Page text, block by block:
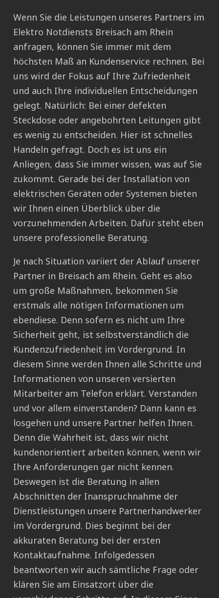
Wenn Sie die Leistungen unseres Partners im
Elektro Notdiensts Breisach am Rhein
anfragen, können Sie immer mit dem
höchsten Maß an Kundenservice rechnen. Bei
uns wird der Fokus auf Ihre Zufriedenheit
und auch Ihre individuellen Entscheidungen
gelegt. Natürlich: Bei einer defekten
Steckdose oder angebohrten Leitungen gibt
es wenig zu entscheiden. Hier ist schnelles
Handeln gefragt. Doch es ist uns ein
Anliegen, dass Sie immer wissen, was auf Sie
zukommt. Gerade bei der Installation von
elektrischen Geräten oder Systemen bieten
wir Ihnen einen Überblick über die
vorzunehmenden Arbeiten. Dafür steht eben
unsere professionelle Beratung.
Je nach Situation variiert der Ablauf unserer
Partner in Breisach am Rhein. Geht es also
um große Maßnahmen, bekommen Sie
erstmals alle nötigen Informationen um
ebendiese. Denn sofern es nicht um Ihre
Sicherheit geht, ist selbstverständlich die
Kundenzufriedenheit im Vordergrund. In
diesem Sinne werden Ihnen alle Schritte und
Informationen von unseren versierten
Mitarbeiter am Telefon erklärt. Verstanden
und vor allem einverstanden? Dann kann es
losgehen und unsere Partner helfen Ihnen.
Denn die Wahrheit ist, dass wir nicht
kundenorientiert arbeiten können, wenn wir
Ihre Anforderungen gar nicht kennen.
Deswegen ist die Beratung in allen
Abschnitten der Inanspruchnahme der
Dienstleistungen unsere Partnerhandwerker
im Vordergrund. Dies beginnt bei der
akkuraten Beratung bei der ersten
Kontaktaufnahme. Infolgedessen
beantworten wir auch sämtliche Frage oder
klären Sie am Einsatzort über die